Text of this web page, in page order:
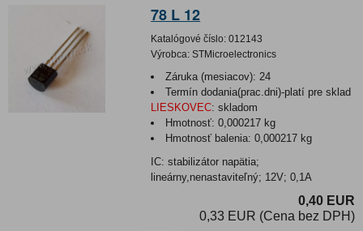
78 L 12
Katalógové číslo: 012143
Výrobca: STMicroelectronics
Záruka (mesiacov): 24
Termín dodania(prac.dni)-platí pre sklad
LIESKOVEC: skladom
Hmotnosť:0,000217 kg
Hmotnosť balenia:0,000217 kg
IC: stabilizátor napätia;
lineárny,nenastaviteľný; 12V; 0,1A
0,40 EUR
0,33 EUR (Cena bez DPH)